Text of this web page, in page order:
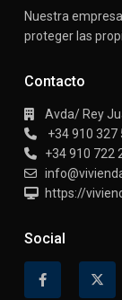
Nuestra
proteger las
Contacto
Avda/ Rey
+34 910 327
+34 910 722
https://
Social